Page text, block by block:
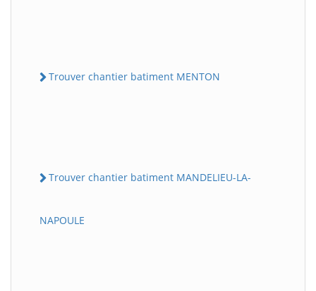
Trouver chantier batiment MENTON
Trouver chantier batiment MANDELIEU-LA-
NAPOULE